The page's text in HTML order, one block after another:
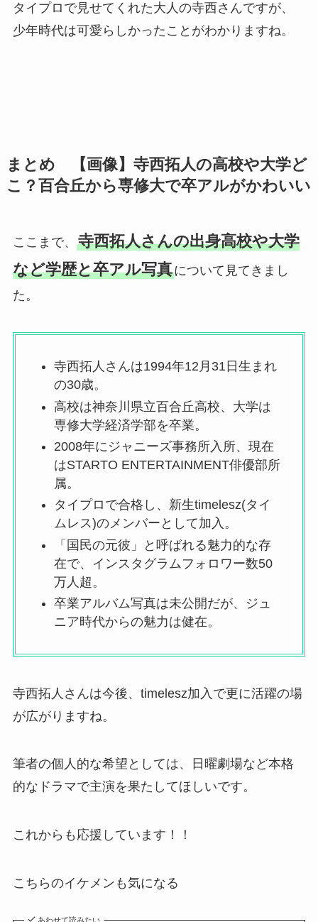
タイプロで見せてくれた大人の寺西さんですが、
少年時代は可愛らしかったことがわかりますね。
まとめ 【画像】寺西拓人の高校や大学ど
こ？百合丘から専修大で卒アルがかわいい
ここまで、 寺西拓人さんの出身高校や大学
など学歴と卒アル写真について見てきまし
た。
寺西拓人さんは1994年12月31日生まれ
の30歳。
高校は神奈川県立百合丘高校、大学は
専修大学経済学部を卒業。
2008年にジャニーズ事務所入所、現在
はSTARTO ENTERTAINMENT俳優部所
属。
タイプロで合格し、新生timelesz(タイ
ムレス)のメンバーとして加入。
「国民の元彼」と呼ばれる魅力的な存
在で、インスタグラムフォロワー数50
万人超。
卒業アルバム写真は未公開だが、ジュ
ニア時代からの魅力は健在。
寺西拓人さんは今後、timelesz加入で更に活躍の場
が広がりますね。
筆者の個人的な希望としては、日曜劇場など本格
的なドラマで主演を果たしてほしいです。
これからも応援しています！！
こちらのイケメンも気になる
あわせて読みたい